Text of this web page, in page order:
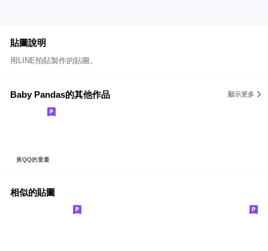
貼圖說明
用LINE拍貼製作的貼圖。
Baby Pandas的其他作品 顯示更多
黃QQ的童畫
相似的貼圖